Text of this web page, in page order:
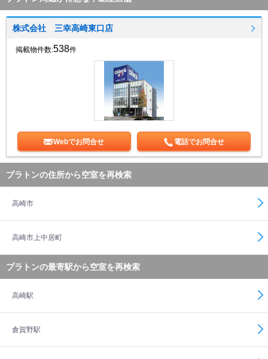
株式会社 三幸高崎東口店
掲載物件数:538件
Webでお問合せ 電話でお問合せ
プラトンの住所から空室を再検索
高崎市
高崎市上中居町
プラトンの最寄駅から空室を再検索
高崎駅
倉賀野駅